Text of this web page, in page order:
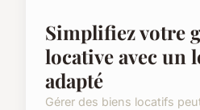
Simplifiez votre
locative avec un
adapté
Gérer des biens locatifs